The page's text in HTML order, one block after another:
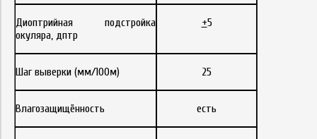
Диоптрийная подстройка
окуляра, дптр
+5
Шаг выверки (мм/100м) 25
Влагозащищённость есть